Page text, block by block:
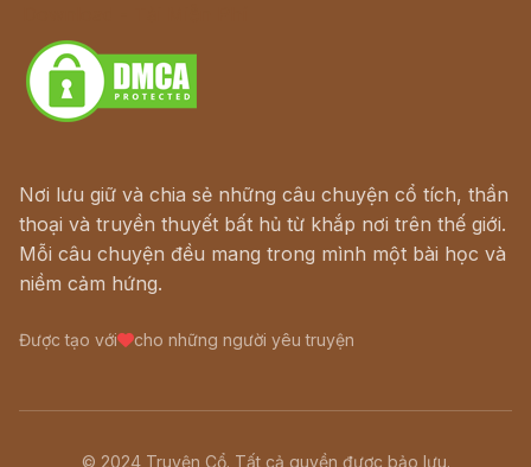
Nơi lưu giữ và chia sẻ những câu chuyện cổ tích, thần
thoại và truyền thuyết bất hủ từ khắp nơi trên thế giới.
Mỗi câu chuyện đều mang trong mình một bài học và
niềm cảm hứng.
Được tạo với cho những người yêu truyện
© 2024 Truyện Cổ. Tất cả quyền được bảo lưu.